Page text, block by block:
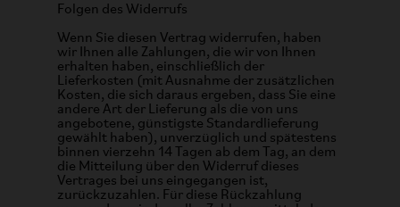
Folgen des Widerrufs
Wenn Sie diesen Vertrag widerrufen, haben
wir Ihnen alle Zahlungen, die wir von Ihnen
erhalten haben, einschließlich der
Lieferkosten (mit Ausnahme der zusätzlichen
Kosten, die sich daraus ergeben, dass Sie eine
andere Art der Lieferung als die von uns
angebotene, günstigste Standardlieferung
gewählt haben), unverzüglich und spätestens
binnen vierzehn 14 Tagen ab dem Tag, an dem
die Mitteilung über den Widerruf dieses
Vertrages bei uns eingegangen ist,
zurückzuzahlen. Für diese Rückzahlung